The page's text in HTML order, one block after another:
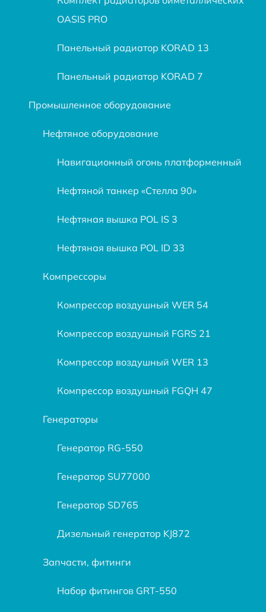
OASIS PRO
Панельный радиатор KORAD 13
Панельный радиатор KORAD 7
Промышленное оборудование
Нефтяное оборудование
Навигационный огонь платформенный
Нефтяной танкер «Стелла 90»
Нефтяная вышка POL IS 3
Нефтяная вышка POL ID 33
Компрессоры
Компрессор воздушный WER 54
Компрессор воздушный FGRS 21
Компрессор воздушный WER 13
Компрессор воздушный FGQH 47
Генераторы
Генератор RG-550
Генератор SU77000
Генератор SD765
Дизельный генератор KJ872
Запчасти, фитинги
Набор фитингов GRT-550